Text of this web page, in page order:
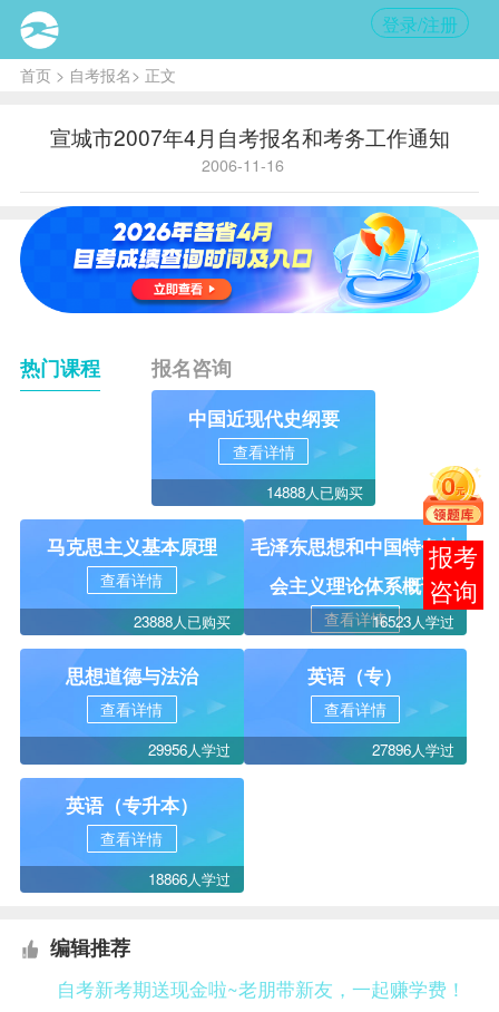
登录/注册
首页> 自考报名> 正文
宣城市2007年4月自考报名和考务工作通知
2006-11-16
热门课程 报名咨询
中国近现代史纲要
查看详情
14888人已购买
马克思主义基本原理
查看详情
23888人已购买
毛泽东思想和中国特色社
会主义理论体系概论
查看详情16523人学过
思想道德与法治
查看详情
29956人学过
英语（专）
查看详情
27896人学过
英语（专升本）
查看详情
18866人学过
编辑推荐
自考新考期送现金啦~老朋带新友，一起赚学费！
报考
咨询